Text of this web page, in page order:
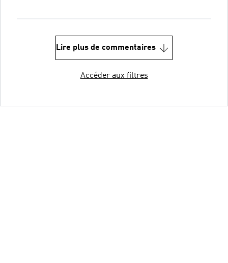
Lire plus de commentaires
Accéder aux filtres